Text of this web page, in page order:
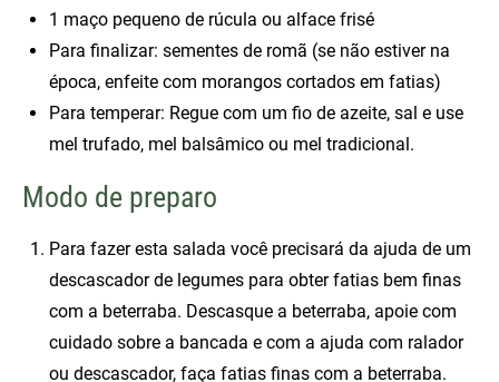
1 maço pequeno de rúcula ou alface frisé
Para finalizar: sementes de romã (se não estiver na
época, enfeite com morangos cortados em fatias)
Para temperar: Regue com um fio de azeite, sal e use
mel trufado, mel balsâmico ou mel tradicional.
Modo de preparo
Para fazer esta salada você precisará da ajuda de um
descascador de legumes para obter fatias bem finas
com a beterraba. Descasque a beterraba, apoie com
cuidado sobre a bancada e com a ajuda com ralador
ou descascador, faça fatias finas com a beterraba.